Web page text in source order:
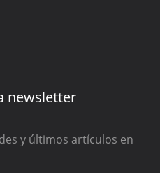
newsletter
y últimos artículos en